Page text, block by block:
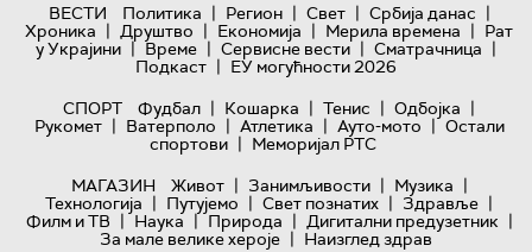
ВЕСТИ Политика | Регион | Свет | Србија данас |
Хроника | Друштво | Економија | Мерила времена | Рат
у Украјини | Време | Сервисне вести | Сматрачница |
Подкаст | ЕУ могућности 2026
СПОРТ
Фудбал | Кошарка | Тенис | Одбојка |
Рукомет | Ватерполо | Атлетика | Ауто-мото | Остали
спортови | Меморијал РТС
МАГАЗИН
Живот | Занимљивости | Музика |
Технологијa | Путујемо | Свет познатих | Здравље |
Филм и ТВ | Наука | Природа | Дигитални предузетник |
За мале велике хероје | Наизглед здрав